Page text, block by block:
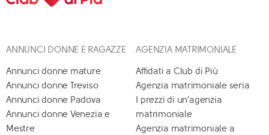
ANNUNCI DONNE E RAGAZZE
Annunci donne mature
Annunci donne Treviso
Annunci donne Padova
Annunci donne Venezia e
Mestre
AGENZIA MATRIMONIALE
Affidati a Club di Più
Agenzia matrimoniale seria
I prezzi di un'agenzia
matrimoniale
Agenzia matrimoniale a